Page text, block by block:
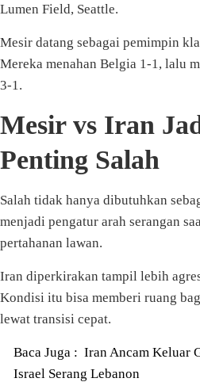
Lumen Field, Seattle.
Mesir datang sebagai pemimpin
Mereka menahan Belgia 1-1, lalu
3-1.
Mesir vs Iran
Penting Salah
Salah tidak hanya dibutuhkan
menjadi pengatur arah serangan
pertahanan lawan.
Iran diperkirakan tampil lebih
Kondisi itu bisa memberi ruang
lewat transisi cepat.
Baca Juga : Iran Ancam Keluar
Israel Serang Lebanon